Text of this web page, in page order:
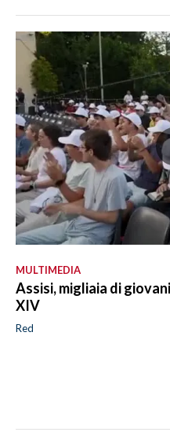
MULTIMEDIA
Assisi, migliaia di
XIV
Red